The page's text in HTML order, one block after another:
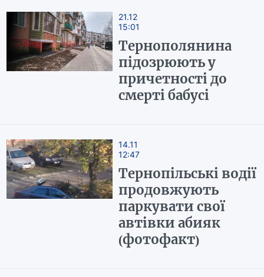
21.12
15:01
Тернополянина
підозрюють у
причетності до
смерті бабусі
14.11
12:47
Тернопільські водії
продовжують
паркувати свої
автівки абияк
(фотофакт)